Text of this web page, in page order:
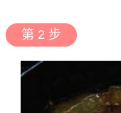
第 2 步